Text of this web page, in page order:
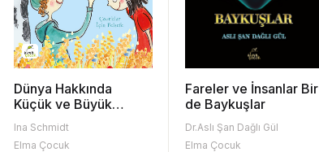
Dünya Hakkında
Küçük ve Büyük
Sophie
Ina Schmidt
Elma Çocuk
Fareler ve İnsanlar Bir
de Baykuşlar
Dr.Aslı Şan Dağlı Gül
Elma Çocuk